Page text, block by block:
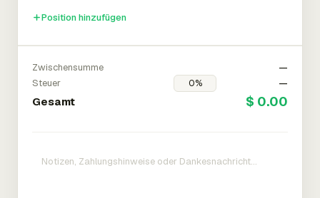
Position hinzufügen
Zwischensumme
—
Steuer
—
Gesamt $ 0.00